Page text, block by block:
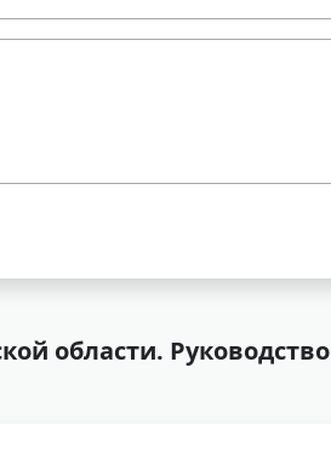
области. Руководство